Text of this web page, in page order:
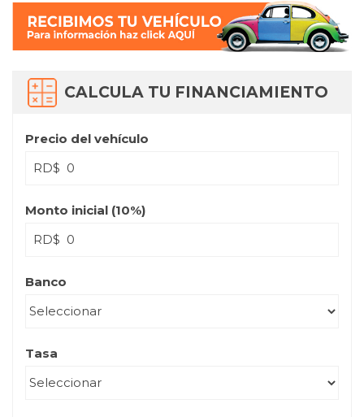
CALCULA TU FINANCIAMIENTO
Precio del vehículo
RD$
Monto inicial (10%)
RD$
Banco
Tasa